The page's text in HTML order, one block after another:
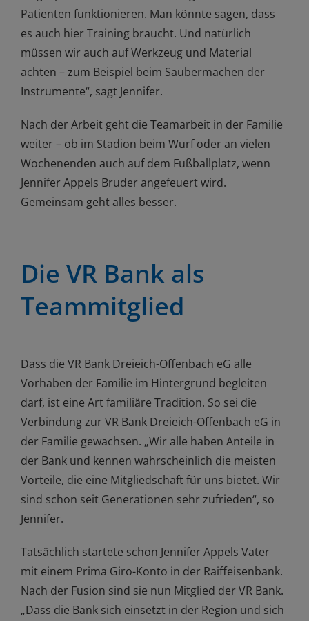
Patienten funktionieren. Man könnte sagen, dass
es auch hier Training braucht. Und natürlich
müssen wir auch auf Werkzeug und Material
achten – zum Beispiel beim Saubermachen der
Instrumente“, sagt Jennifer.
Nach der Arbeit geht die Teamarbeit in der Familie
weiter – ob im Stadion beim Wurf oder an vielen
Wochenenden auch auf dem Fußballplatz, wenn
Jennifer Appels Bruder angefeuert wird.
Gemeinsam geht alles besser.
Die VR Bank als
Teammitglied
Dass die VR Bank Dreieich-Offenbach eG alle
Vorhaben der Familie im Hintergrund begleiten
darf, ist eine Art familiäre Tradition. So sei die
Verbindung zur VR Bank Dreieich-Offenbach eG in
der Familie gewachsen. „Wir alle haben Anteile in
der Bank und kennen wahrscheinlich die meisten
Vorteile, die eine Mitgliedschaft für uns bietet. Wir
sind schon seit Generationen sehr zufrieden“, so
Jennifer.
Tatsächlich startete schon Jennifer Appels Vater
mit einem Prima Giro-Konto in der Raiffeisenbank.
Nach der Fusion sind sie nun Mitglied der VR Bank.
„Dass die Bank sich einsetzt in der Region und sich